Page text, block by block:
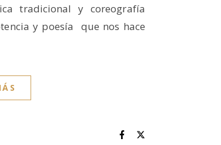
tradicional y coreografía
y poesía que nos hace